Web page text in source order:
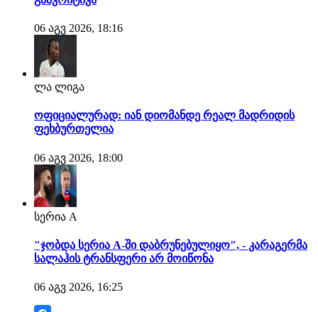
06 აგვ 2026, 18:16
ლა ლიგა
ოფიციალურად: იან დიომანდე რეალ მადრიდის
ფეხბურთელია
06 აგვ 2026, 18:00
სერია A
"ჯობდა სერია A-ში დაბრუნებულიყო", - კარაგერმა
სალაჰის ტრანსფერი არ მოიწონა
06 აგვ 2026, 16:25